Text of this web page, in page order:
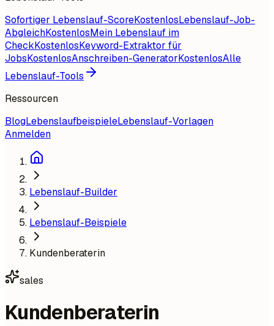
Sofortiger Lebenslauf-ScoreKostenlosLebenslauf-Job-
AbgleichKostenlosMein Lebenslauf im
CheckKostenlosKeyword-Extraktor für
JobsKostenlosAnschreiben-GeneratorKostenlosAlle
Lebenslauf-Tools
Ressourcen
BlogLebenslaufbeispieleLebenslauf-Vorlagen
Anmelden
Lebenslauf-Builder
Lebenslauf-Beispiele
Kundenberaterin
sales
Kundenberaterin